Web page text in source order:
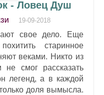
- Ловец Душ
19-09-2018
свое дело. Еще
старинное
веками. Никто из
смог рассказать
легенд, а в каждой
только доля вымысла.